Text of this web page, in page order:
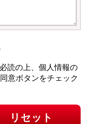
読の上、個人情報の
同意ボタンをチェック
リセット